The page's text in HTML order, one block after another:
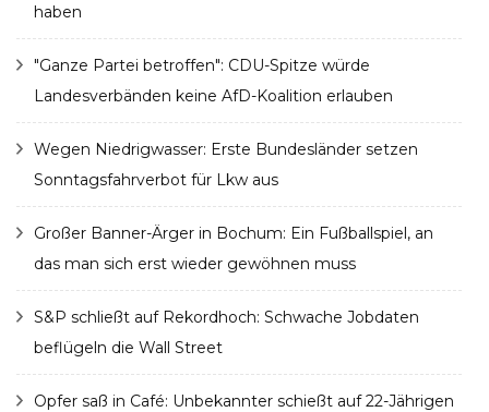
haben
"Ganze Partei betroffen": CDU-Spitze würde
Landesverbänden keine AfD-Koalition erlauben
Wegen Niedrigwasser: Erste Bundesländer setzen
Sonntagsfahrverbot für Lkw aus
Großer Banner-Ärger in Bochum: Ein Fußballspiel, an
das man sich erst wieder gewöhnen muss
S&P schließt auf Rekordhoch: Schwache Jobdaten
beflügeln die Wall Street
Opfer saß in Café: Unbekannter schießt auf 22-Jährigen